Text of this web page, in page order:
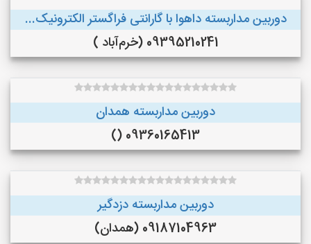
دوربین مداربسته داهوا با گارانتی فراگستر الکترونیک...
09395210241 (خرم‌آباد )
دوربین مداربسته همدان
09360165413 ()
دوربین مداربسته دزدگیر
09187104963 (همدان)